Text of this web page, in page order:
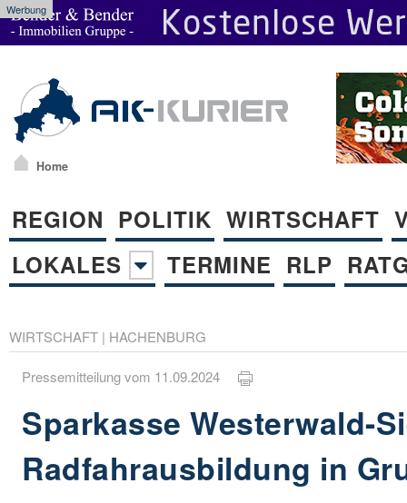
Werbung
Home
REGION POLITIK WIRTSCHAFT
LOKALES
TERMINE RLP
WIRTSCHAFT | HACHENBURG
Pressemitteilung vom 11.09.2024
Sparkasse Westerwald-
Radfahrausbildung in